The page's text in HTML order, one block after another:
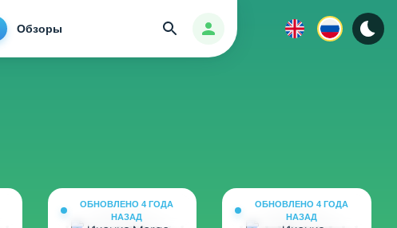
Обзоры Авторизация
Найти
ОБНОВЛЕНО 4 ГОДА
НАЗАД
ОБНОВЛЕНО 4 ГОДА
НАЗАД